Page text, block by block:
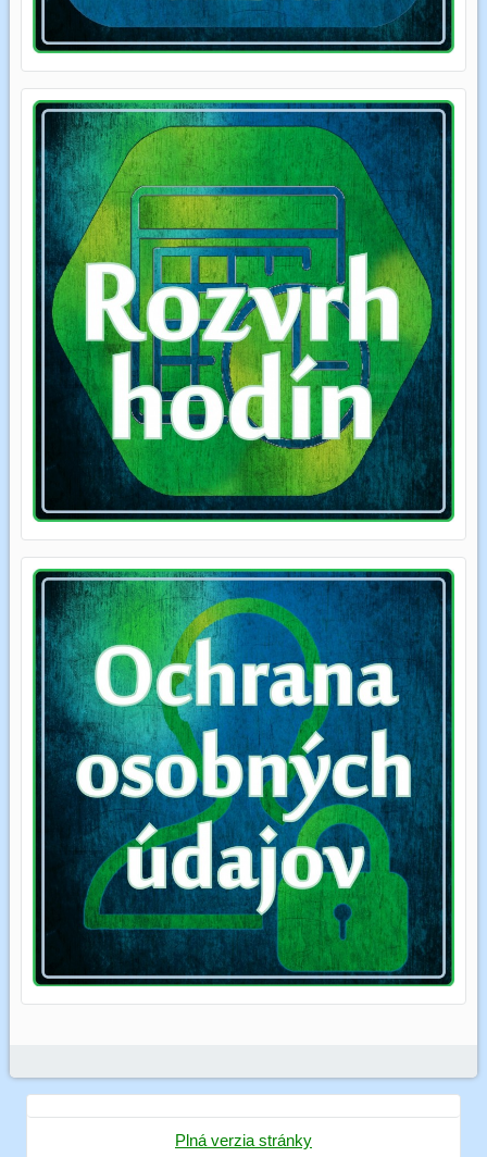
Plná verzia stránky